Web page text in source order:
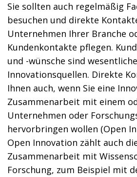
Sie sollten auch regelmäßig
besuchen und direkte
Unternehmen Ihrer Branche
Kundenkontakte pflegen.
und -wünsche sind wesentliche
Innovationsquellen. Direkte
Ihnen auch, wenn Sie eine
Zusammenarbeit mit einem
Unternehmen oder
hervorbringen wollen (Open
Open Innovation zählt auch
Zusammenarbeit mit
Forschung, zum Beispiel mit